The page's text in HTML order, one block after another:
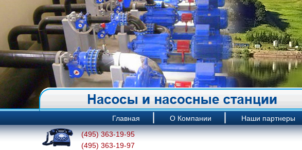
Главная О Компании Наши партнеры
(495) 363-19-95
(495) 363-19-97